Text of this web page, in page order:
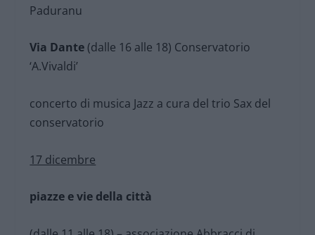
Paduranu
Via Dante (dalle 16 alle 18) Conservatorio
‘A.Vivaldi’
concerto di musica Jazz a cura del trio Sax del
conservatorio
17 dicembre
piazze e vie della città